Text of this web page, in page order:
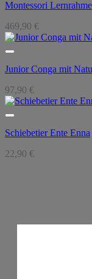
Montessori
469,90 €
Junior Conga mit
97,90 €
Schiebetier Ente Enna
22,90 €